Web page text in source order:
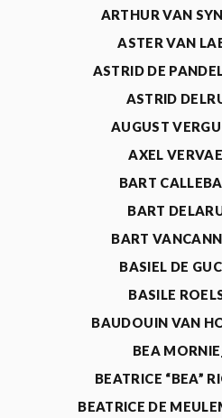
ARTHUR VAN
ASTER VAN
ASTRID DE
ASTRID
AUGUST
AXEL
BART
BART
BART
BASIEL DE
BASILE
BAUDOUIN VAN
BEA
BEATRICE “BEA”
BEATRICE DE